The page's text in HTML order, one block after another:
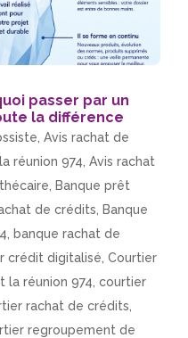
passer par un
la différence
,Avis rachat de
réunion 974 ,Avis rachat
Banque prêt
de crédits
Banque
banque rachat de
crédit digitalisé ,Courtier
la réunion 974 ,courtier
rachat de crédits
regroupement de